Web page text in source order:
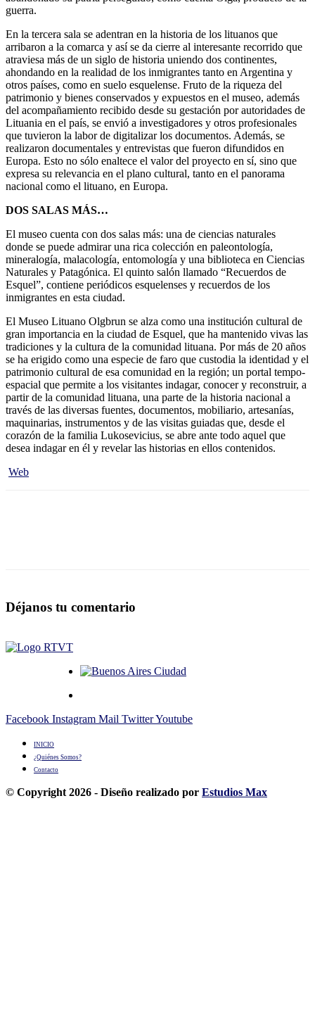
guerra.
En la tercera sala se adentran en la historia de los lituanos que
arribaron a la comarca y así se da cierre al interesante recorrido que
atraviesa más de un siglo de historia uniendo dos continentes,
ahondando en la realidad de los inmigrantes tanto en Argentina y
otros países, como en suelo esquelense. Fruto de la riqueza del
patrimonio y bienes conservados y expuestos en el museo, además
del acompañamiento recibido desde su gestación por autoridades de
Lituania en el país, se envió a investigadores y otros profesionales
que tuvieron la labor de digitalizar los documentos. Además, se
realizaron documentales y entrevistas que fueron difundidos en
Europa. Esto no sólo enaltece el valor del proyecto en sí, sino que
expresa su relevancia en el plano cultural, tanto en el panorama
nacional como el lituano, en Europa.
DOS SALAS MÁS…
El museo cuenta con dos salas más: una de ciencias naturales
donde se puede admirar una rica colección en paleontología,
mineralogía, malacología, entomología y una biblioteca en Ciencias
Naturales y Patagónica. El quinto salón llamado “Recuerdos de
Esquel”, contiene periódicos esquelenses y recuerdos de los
inmigrantes en esta ciudad.
El Museo Lituano Olgbrun se alza como una institución cultural de
gran importancia en la ciudad de Esquel, que ha mantenido vivas las
tradiciones y la cultura de la comunidad lituana. Por más de 20 años
se ha erigido como una especie de faro que custodia la identidad y el
patrimonio cultural de esa comunidad en la región; un portal tempo-
espacial que permite a los visitantes indagar, conocer y reconstruir, a
partir de la comunidad lituana, una parte de la historia nacional a
través de las diversas fuentes, documentos, mobiliario, artesanías,
maquinarias, instrumentos y de las visitas guiadas que, desde el
corazón de la familia Lukosevicius, se abre ante todo aquel que
desea indagar en él y revelar las historias en ellos contenidos.
Web
Déjanos tu comentario
Facebook Instagram Mail TwitterYoutube
INICIO
¿Quiénes Somos?
Contacto
© Copyright 2026 - Diseño realizado por Estudios Max